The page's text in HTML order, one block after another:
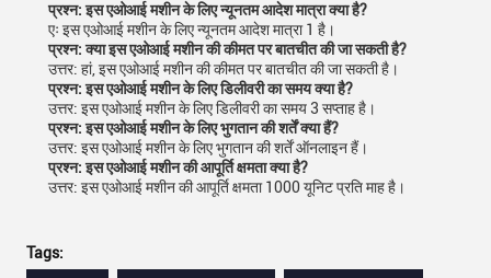
प्रश्न: इस एओआई मशीन के लिए न्यूनतम आदेश मात्रा क्या है?
एः इस एओआई मशीन के लिए न्यूनतम आदेश मात्रा 1 है।
प्रश्न: क्या इस एओआई मशीन की कीमत पर बातचीत की जा सकती है?
उत्तर: हां, इस एओआई मशीन की कीमत पर बातचीत की जा सकती है।
प्रश्न: इस एओआई मशीन के लिए डिलीवरी का समय क्या है?
उत्तर: इस एओआई मशीन के लिए डिलीवरी का समय 3 सप्ताह है।
प्रश्न: इस एओआई मशीन के लिए भुगतान की शर्तें क्या हैं?
उत्तर: इस एओआई मशीन के लिए भुगतान की शर्तें ऑनलाइन हैं।
प्रश्न: इस एओआई मशीन की आपूर्ति क्षमता क्या है?
उत्तर: इस एओआई मशीन की आपूर्ति क्षमता 1000 यूनिट प्रति माह है।
Tags: